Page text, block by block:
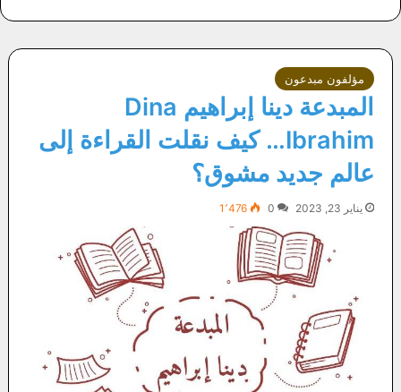
مؤلفون مبدعون
المبدعة دينا إبراهيم Dina
Ibrahim… كيف نقلت القراءة إلى
عالم جديد مشوق؟
يناير 23, 2023 0 1٬476